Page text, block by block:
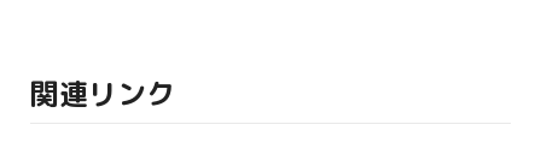
関連リンク